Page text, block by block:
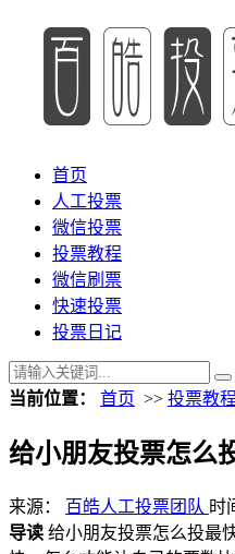
首页
人工投票
微信投票
投票教程
微信刷票
快速投票
投票日记
当前位置： 首页 >> 投票教程
给小朋友投票怎么
来源： 百皓人工投票团队 时
导读 给小朋友投票怎么投最